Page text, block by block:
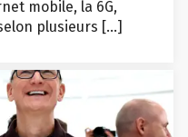
mobile, la 6G,
plusieurs […]